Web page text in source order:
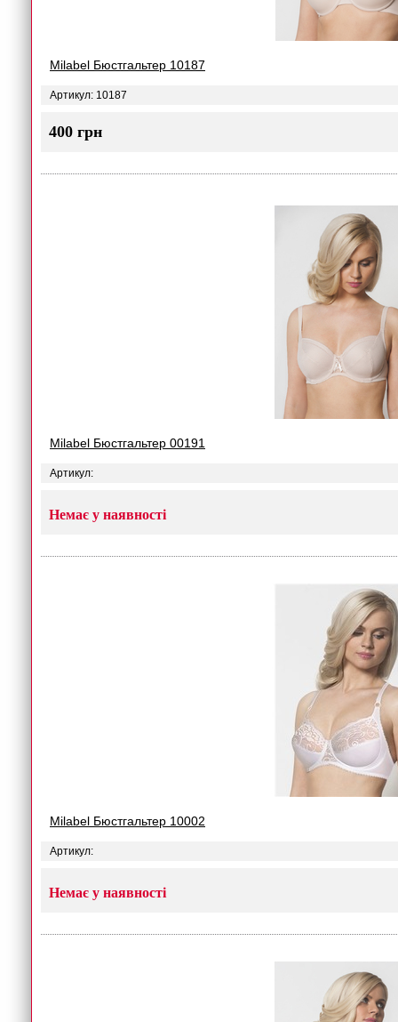
Milabel Бюстгальтер 10187
Артикул: 10187
400 грн
Milabel Бюстгальтер 00191
Артикул:
Немає у наявності
Milabel Бюстгальтер 10002
Артикул:
Немає у наявності